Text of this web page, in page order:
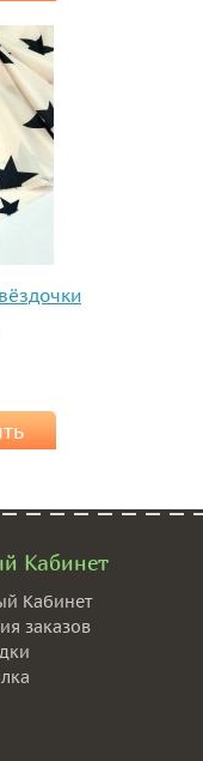
Кабинет
Кабинет
заказов